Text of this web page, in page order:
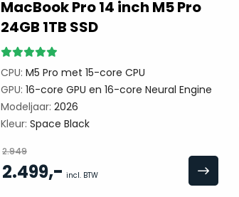
MacBook Pro 14 inch M5 Pro
24GB 1TB SSD
CPU: M5 Pro met 15-core CPU
GPU: 16-core GPU en 16-core Neural Engine
Modeljaar: 2026
Kleur: Space Black
2.949
2.499,- incl. BTW